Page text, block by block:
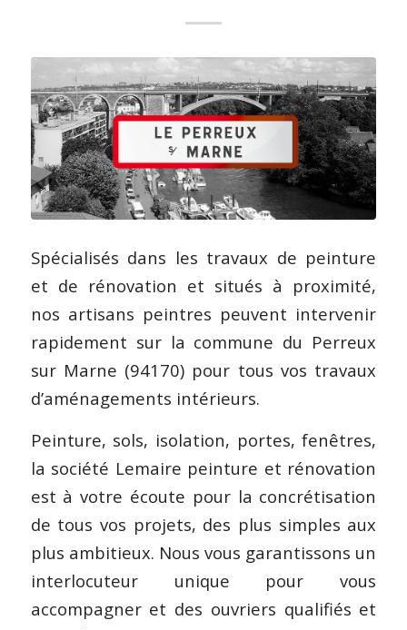
Spécialisés dans les travaux de peinture
et de rénovation et situés à proximité,
nos artisans peintres peuvent intervenir
rapidement sur la commune du Perreux
sur Marne (94170) pour tous vos travaux
d’aménagements intérieurs.
Peinture, sols, isolation, portes, fenêtres,
la société Lemaire peinture et rénovation
est à votre écoute pour la concrétisation
de tous vos projets, des plus simples aux
plus ambitieux. Nous vous garantissons un
interlocuteur unique pour vous
accompagner et des ouvriers qualifiés et